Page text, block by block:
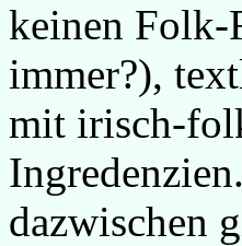
keinen Folk-
immer?),
mit irisch-
dazwischen